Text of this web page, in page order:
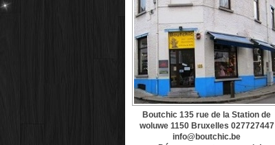
Boutchic 135 rue de la Station de
woluwe 1150 Bruxelles 027727447
info@boutchic.be